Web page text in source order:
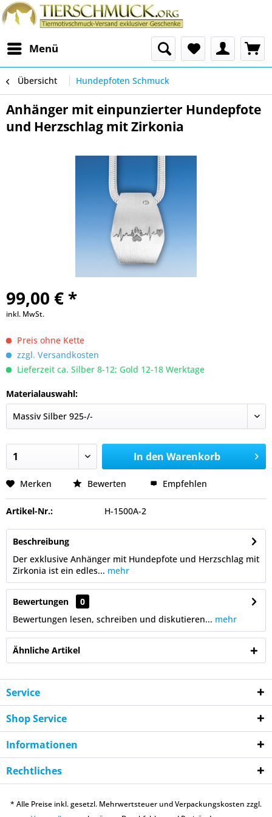
Menü
Übersicht Hundepfoten Schmuck
Anhänger mit einpunzierter Hundepfote
und Herzschlag mit Zirkonia
99,00 € *
inkl. MwSt.
Preis ohne Kette
zzgl. Versandkosten
Lieferzeit ca. Silber 8-12; Gold 12-18 Werktage
Materialauswahl:
In den Warenkorb
Merken Bewerten Empfehlen
Artikel-Nr.: H-1500A-2
Beschreibung
Der exklusive Anhänger mit Hundepfote und Herzschlag mit
Zirkonia ist ein edles... mehr
Bewertungen
0
Bewertungen lesen, schreiben und diskutieren... mehr
Ähnliche Artikel
Service
Shop Service
Informationen
Rechtliches
* Alle Preise inkl. gesetzl. Mehrwertsteuer und Verpackungskosten zzgl.